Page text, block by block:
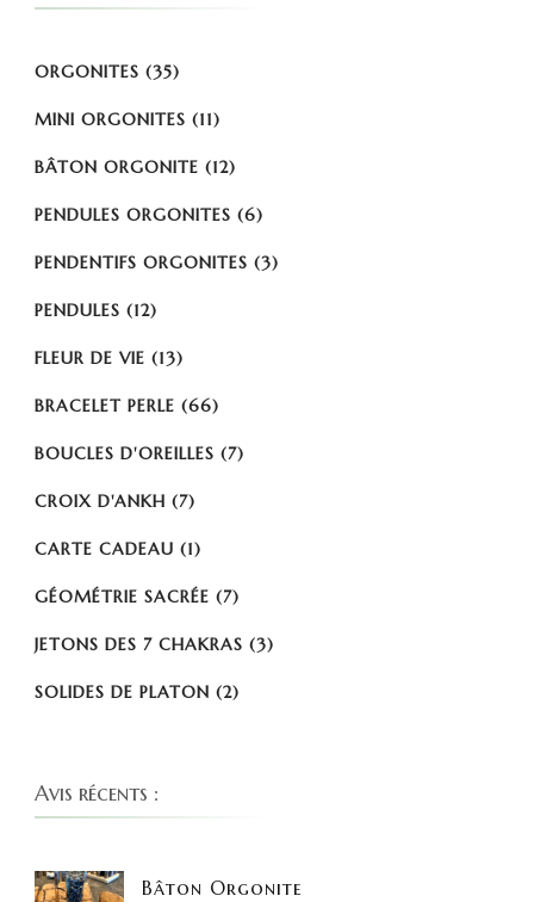
ORGONITES (35)
MINI ORGONITES (11)
BÂTON ORGONITE (12)
PENDULES ORGONITES (6)
PENDENTIFS ORGONITES (3)
PENDULES (12)
FLEUR DE VIE (13)
BRACELET PERLE (66)
BOUCLES D'OREILLES (7)
CROIX D'ANKH (7)
CARTE CADEAU (1)
GÉOMÉTRIE SACRÉE (7)
JETONS DES 7 CHAKRAS (3)
SOLIDES DE PLATON (2)
Avis récents :
Bâton Orgonite